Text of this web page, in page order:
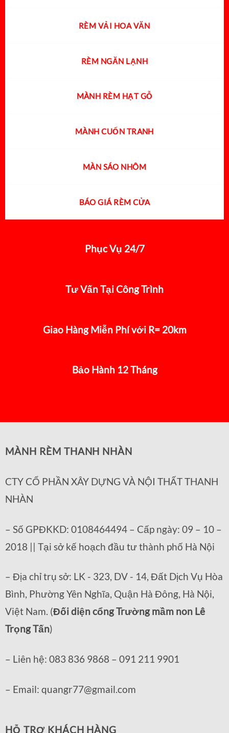
RÈM VẢI HOA VĂN
RÈM NGĂN LẠNH
MÀNH RÈM HẠT GỖ
MÀNH CUỐN TRANH
MÀN SÁO NHÔM
BÁO GIÁ RÈM CỬA
Phục Vụ 24/7
Tư Vấn Tại Công Trình
Giao Hàng Miễn Phí với R= 20km
Bảo Hành 12 Tháng
MÀNH RÈM THANH NHÀN
CTY CỔ PHẦN XÂY DỰNG VÀ NỘI THẤT THANH
NHÀN
– Số GPĐKKD: 0108464494 – Cấp ngày: 09 – 10 –
2018 || Tại sở kế hoạch đầu tư thành phố Hà Nội
– Địa chỉ trụ sở: LK - 323, DV - 14, Đất Dịch Vụ Hòa
Bình, Phường Yên Nghĩa, Quận Hà Đông, Hà Nội,
Việt Nam. (Đối diện cổng Trường mầm non Lê
Trọng Tấn)
– Liên hệ: 083 836 9868 – 091 211 9901
– Email: quangr77@gmail.com
HỖ TRỢ KHÁCH HÀNG